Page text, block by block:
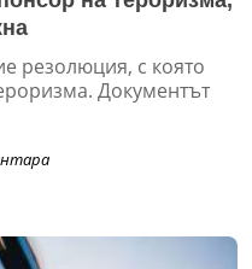
резолюция, с която
Документът